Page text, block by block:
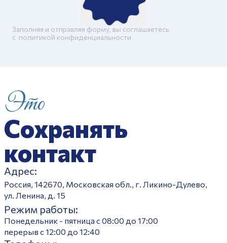
Заполняя и отправляя форму, вы соглашаетесь
c политикой конфиденциальности
Это
Сохранять
контакт
Адрес:
Россия, 142670, Московская обл., г. Ликино-Дулево,
ул. Ленина, д. 15
Режим работы:
Понедельник - пятница с 08:00 до 17:00
перерыв с 12:00 до 12:40